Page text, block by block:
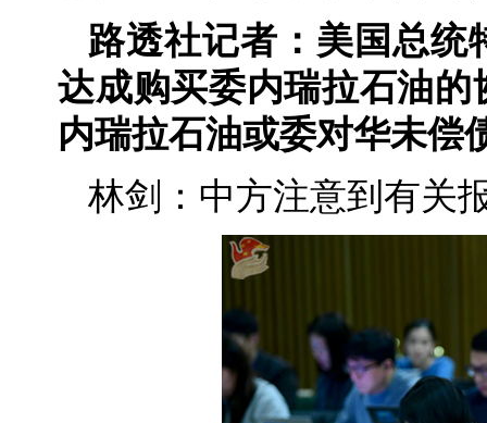
路透社记者：美国总统
达成购买委内瑞拉石油
内瑞拉石油或委对华未偿
林剑：中方注意到有关